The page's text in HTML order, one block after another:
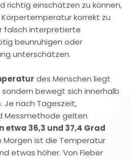
richtig einschätzen zu können,
korrekt zu
falsch interpretierte
beunruhigen oder
unterschätzen.
des Menschen liegt
bewegt sich innerhalb
Je nach Tageszeit,
Messmethode gelten
etwa 36,3 und 37,4 Grad
Morgen ist die Temperatur
etwas höher. Von Fieber